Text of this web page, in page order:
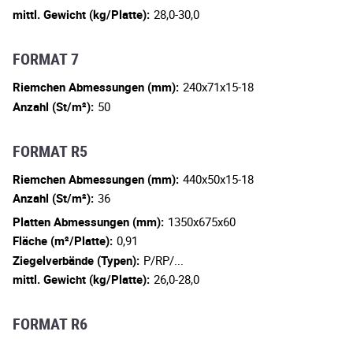
mittl. Gewicht (kg/Platte): 28,0-30,0
FORMAT 7
Riemchen Abmessungen (mm): 240x71x15-18
Anzahl (St/m²): 50
FORMAT R5
Riemchen Abmessungen (mm): 440x50x15-18
Anzahl (St/m²): 36
Platten Abmessungen (mm): 1350x675x60
Fläche (m²/Platte): 0,91
Ziegelverbände (Typen): P/RP/...
mittl. Gewicht (kg/Platte): 26,0-28,0
FORMAT R6